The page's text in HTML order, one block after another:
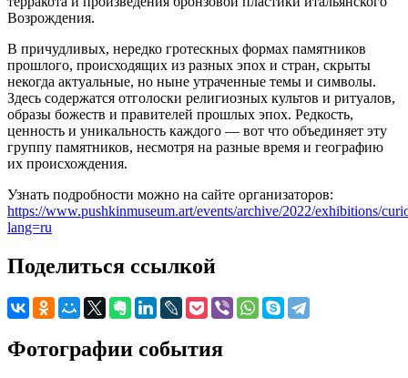
Возрождения.
В причудливых, нередко гротескных формах памятников
прошлого, происходящих из разных эпох и стран, скрыты
некогда актуальные, но ныне утраченные темы и символы.
Здесь содержатся отголоски религиозных культов и ритуалов,
образы божеств и правителей прошлых эпох. Редкость,
ценность и уникальность каждого — вот что объединяет эту
группу памятников, несмотря на разные время и географию
их происхождения.
Узнать подробности можно на сайте организаторов:
https://www.pushkinmuseum.art/events/archive/2022/exhibitions/
lang=ru
Поделиться ссылкой
Фотографии события